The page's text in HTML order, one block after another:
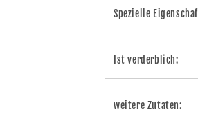
Spezielle
Ist verderblich:
weitere Zutaten: